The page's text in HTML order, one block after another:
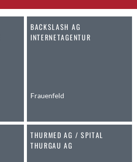
BACKSLASH AG
INTERNETAGENTUR
Frauenfeld
THURMED AG / SPITAL
THURGAU AG